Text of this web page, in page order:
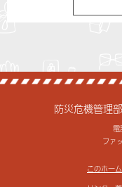
防災危機管理
ファ
このホー